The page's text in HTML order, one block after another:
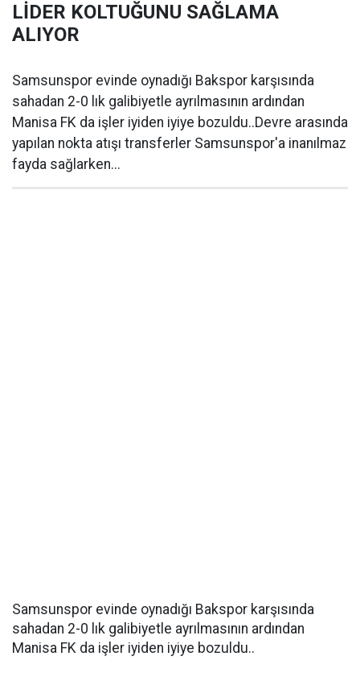
LİDER KOLTUĞUNU SAĞLAMA
ALIYOR
Samsunspor evinde oynadığı Bakspor karşısında
sahadan 2-0 lık galibiyetle ayrılmasının ardından
Manisa FK da işler iyiden iyiye bozuldu..Devre arasında
yapılan nokta atışı transferler Samsunspor'a inanılmaz
fayda sağlarken...
Samsunspor evinde oynadığı Bakspor karşısında
sahadan 2-0 lık galibiyetle ayrılmasının ardından
Manisa FK da işler iyiden iyiye bozuldu..